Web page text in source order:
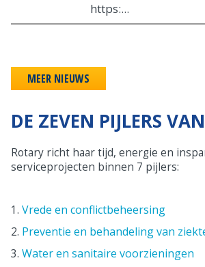
https:...
MEER NIEUWS
DE ZEVEN PIJLERS
Rotary richt haar tijd, energie en
serviceprojecten binnen 7 pijlers:
1. Vrede en conflictbeheersing
2. Preventie en behandeling van
3. Water en sanitaire voorzieningen